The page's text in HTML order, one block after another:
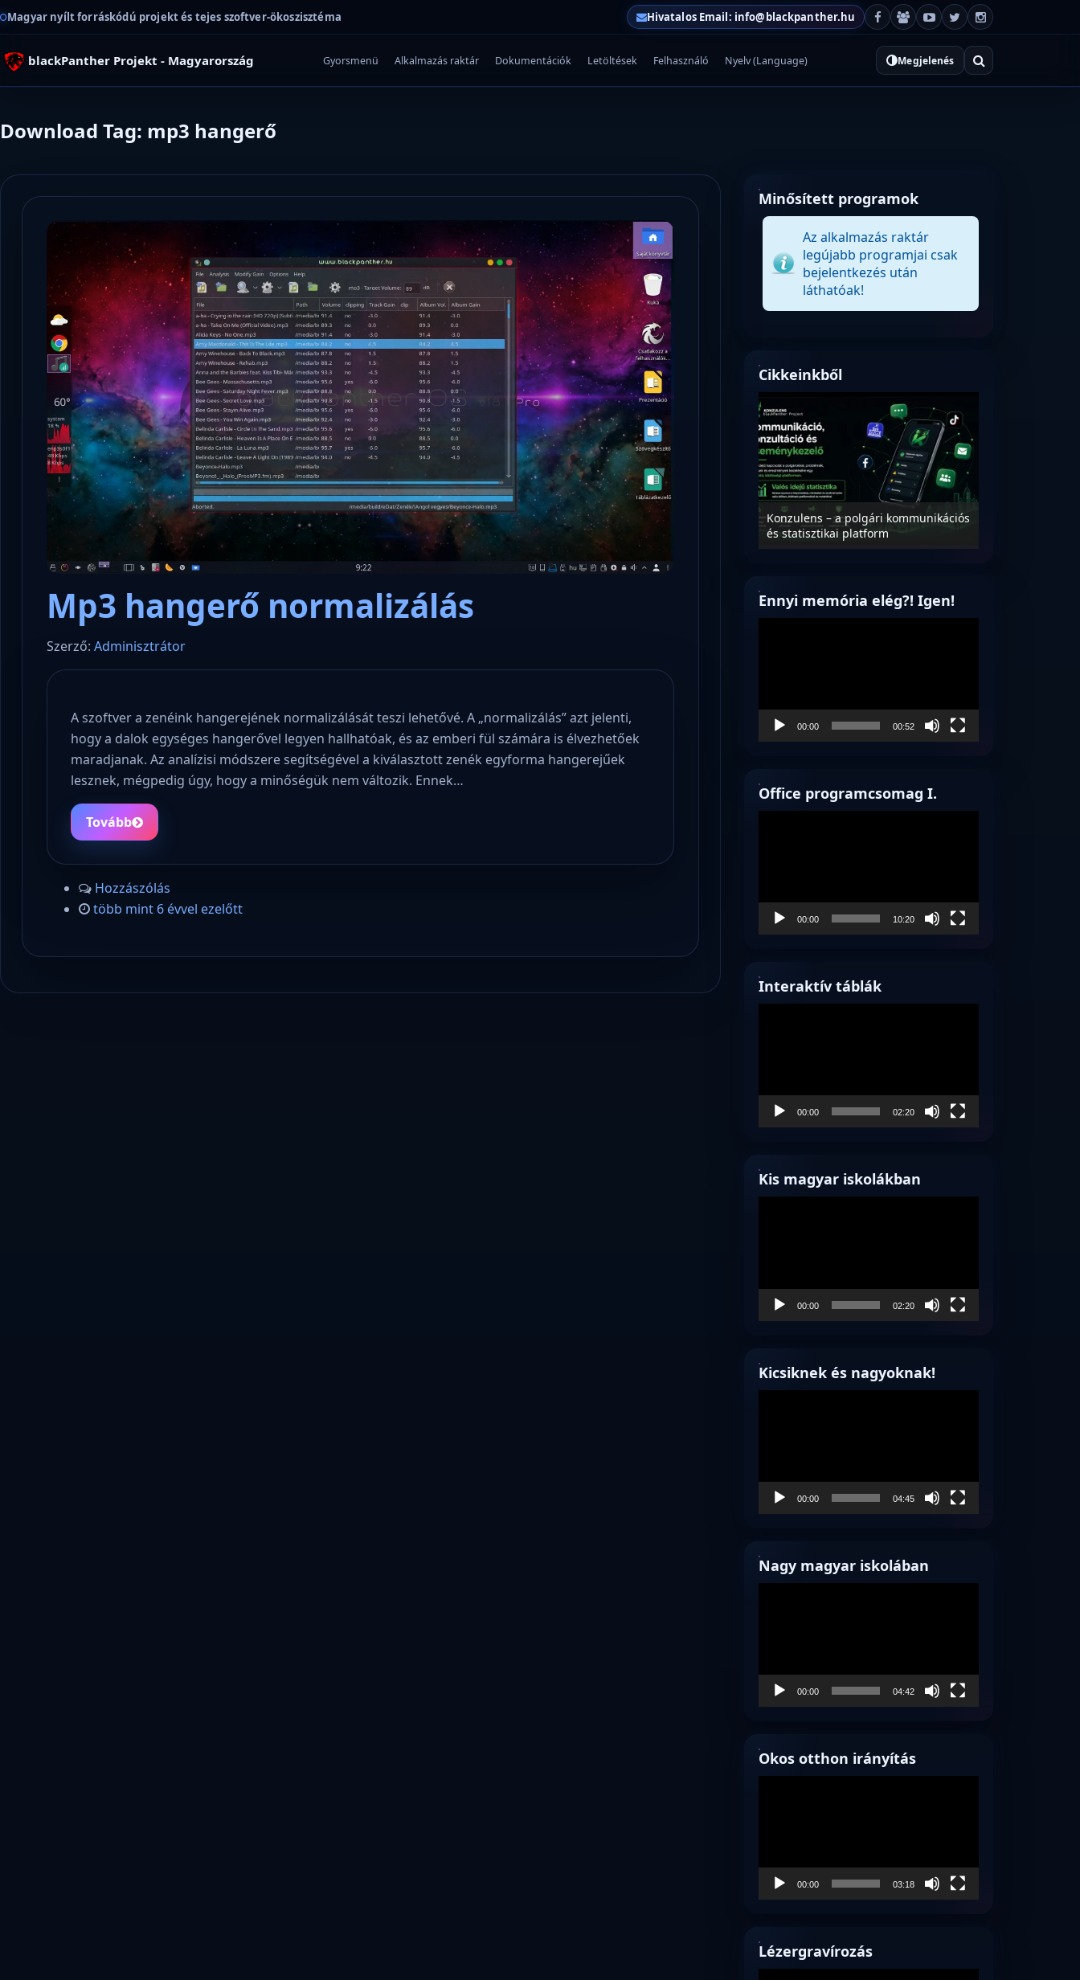
Magyar nyílt forráskódú projekt és tejes szoftver-ökoszisztéma Hivatalos Email: info@blackpanther.hu
blackPanther Projekt - Magyarország Gyorsmenü Alkalmazás raktár Dokumentációk Letöltések Felhasználó Nyelv (Language) Megjelenés
Download Tag: mp3 hangerő
Mp3 hangerő normalizálás
Szerző: Adminisztrátor
A szoftver a zenéink hangerejének normalizálását teszi lehetővé. A „normalizálás” azt jelenti,
hogy a dalok egységes hangerővel legyen hallhatóak, és az emberi fül számára is élvezhetőek
maradjanak. Az analízisi módszere segítségével a kiválasztott zenék egyforma hangerejűek
lesznek, mégpedig úgy, hogy a minőségük nem változik. Ennek…
Tovább
Hozzászólás
több mint 6 évvel ezelőtt
Minősített programok
Az alkalmazás raktár
legújabb programjai csak
bejelentkezés után
láthatóak!
Cikkeinkből
Microsoft odaadta a kulcsokat a
hatóságoknak, hogy visszafejthessék
az adatokat.
Konzulens – a polgári kommunikációs
és statisztikai platform
Ennyi memória elég?! Igen!
00:00 00:52
Office programcsomag I.
00:00 10:20
Interaktív táblák
00:00 02:20
Kis magyar iskolákban
00:00 02:20
Kicsiknek és nagyoknak!
00:00 04:45
Nagy magyar iskolában
00:00 04:42
Okos otthon irányítás
00:00 03:18
Lézergravírozás